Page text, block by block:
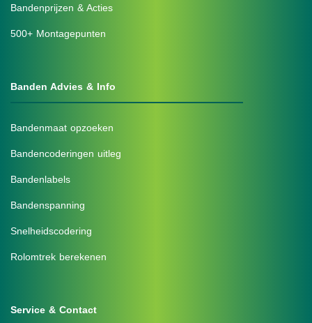
Bandenprijzen & Acties
500+ Montagepunten
Banden Advies & Info
Bandenmaat opzoeken
Bandencoderingen uitleg
Bandenlabels
Bandenspanning
Snelheidscodering
Rolomtrek berekenen
Service & Contact